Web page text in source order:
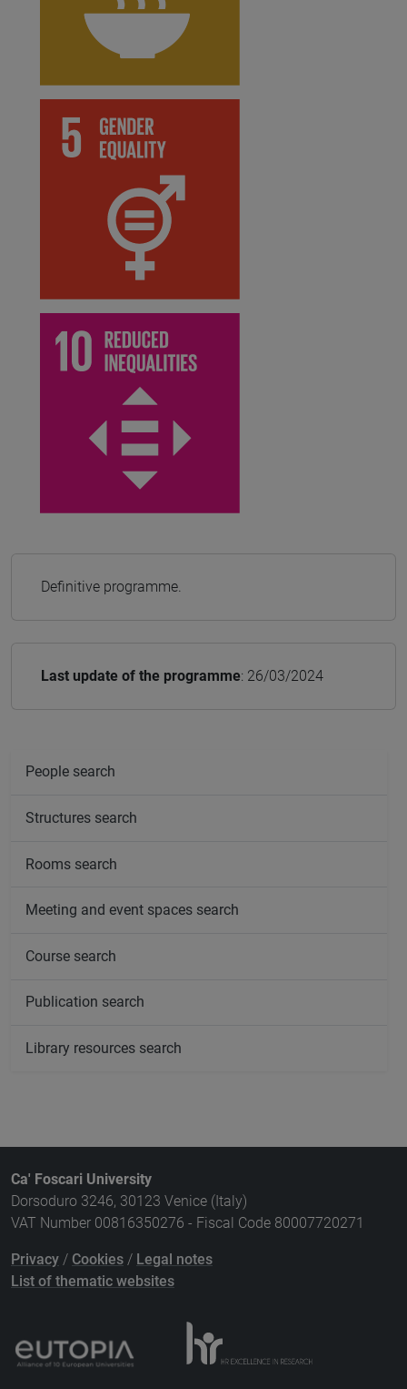
Definitive programme.
Last update of the programme: 26/03/2024
People search
Structures search
Rooms search
Meeting and event spaces search
Course search
Publication search
Library resources search
Ca' Foscari University
Dorsoduro 3246, 30123 Venice (Italy)
VAT Number 00816350276 - Fiscal Code 80007720271
Privacy / Cookies / Legal notes
List of thematic websites